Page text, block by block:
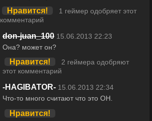
Нравится!
1 геймер одобряет этот
комментарий
don-juan_100 15.06.2013 22:23
Она? может он?
Нравится!
2 геймера одобряют
этот комментарий
-HAGIBATOR- 15.06.2013 22:34
Что-то много считают что это ОН.
Нравится!